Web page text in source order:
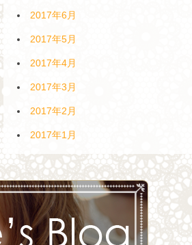
2017年6月
2017年5月
2017年4月
2017年3月
2017年2月
2017年1月